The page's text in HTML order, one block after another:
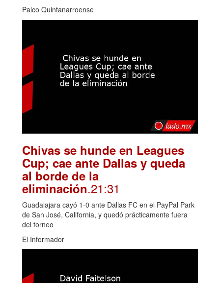
Palco Quintanarroense
Chivas se hunde en Leagues
Cup; cae ante Dallas y queda
al borde de la
eliminación.21:31
Guadalajara cayó 1-0 ante Dallas FC en el PayPal Park
de San José, California, y quedó prácticamente fuera
del torneo
El Informador